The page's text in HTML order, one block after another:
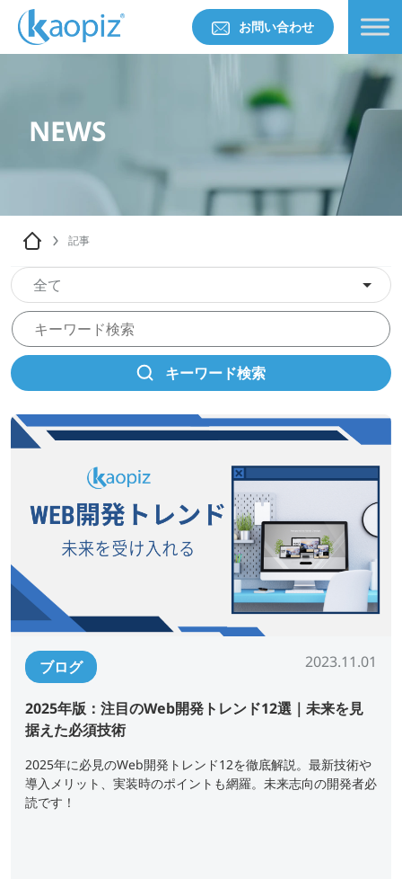
お問い合わせ
NEWS
記事
全て
キーワード検索
ブログ 2023.11.01
2025年版：注目のWeb開発トレンド12選｜未来を見
据えた必須技術
2025年に必見のWeb開発トレンド12を徹底解説。最新技術や
導入メリット、実装時のポイントも網羅。未来志向の開発者必
読です！